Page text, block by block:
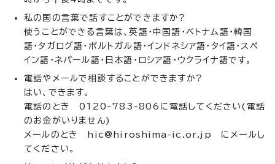
私の国の言葉で話すことができますか?
使うことができる言葉は、英語・中国語・ベトナム語・韓国
語・タガログ語・ポルトガル語・インドネシア語・タイ語・スペ
イン語・ネパール語・日本語・ロシア語・ウクライナ語です。
電話やメールで相談することができますか?
はい、できます。
電話のとき 0120-783-806に電話してください(電話
のお金がいりません)
メールのとき
hic@hiroshima-ic.or.jp
にメールし
てください。